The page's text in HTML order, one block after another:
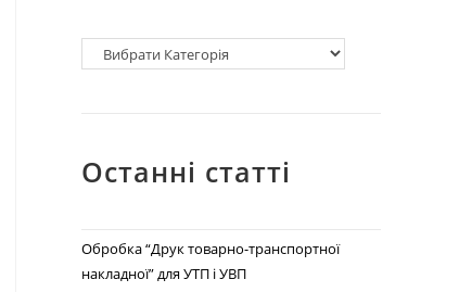
Останні статті
Обробка “Друк товарно-транспортної
накладної” для УТП і УВП